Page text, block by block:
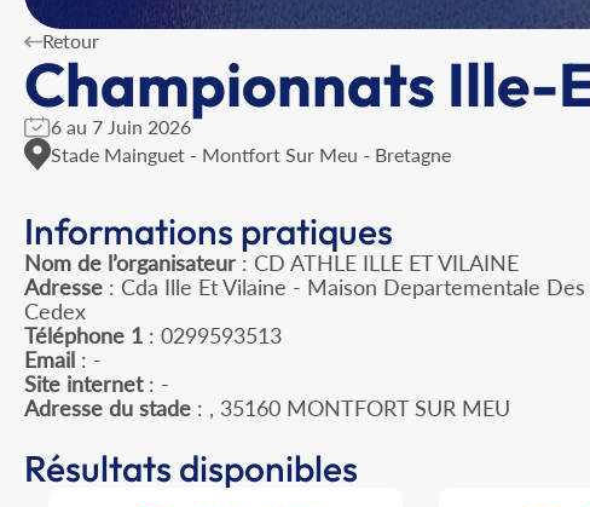
Retour
Championnats Ille-
6 au 7 Juin 2026
Stade Mainguet - Montfort Sur Meu - Bretagne
Informations pratiques
Nom de l’organisateur : CD ATHLE ILLE ET VILAINE
Adresse : Cda Ille Et Vilaine - Maison Departementale
Cedex
Téléphone 1 : 0299593513
Email : -
Site internet: -
Adresse du stade : , 35160 MONTFORT SUR MEU
Résultats disponibles